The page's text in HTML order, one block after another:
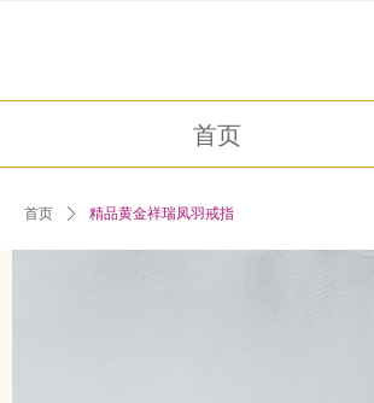
首页
首页 ꄲ 精品黄金祥瑞凤羽戒指